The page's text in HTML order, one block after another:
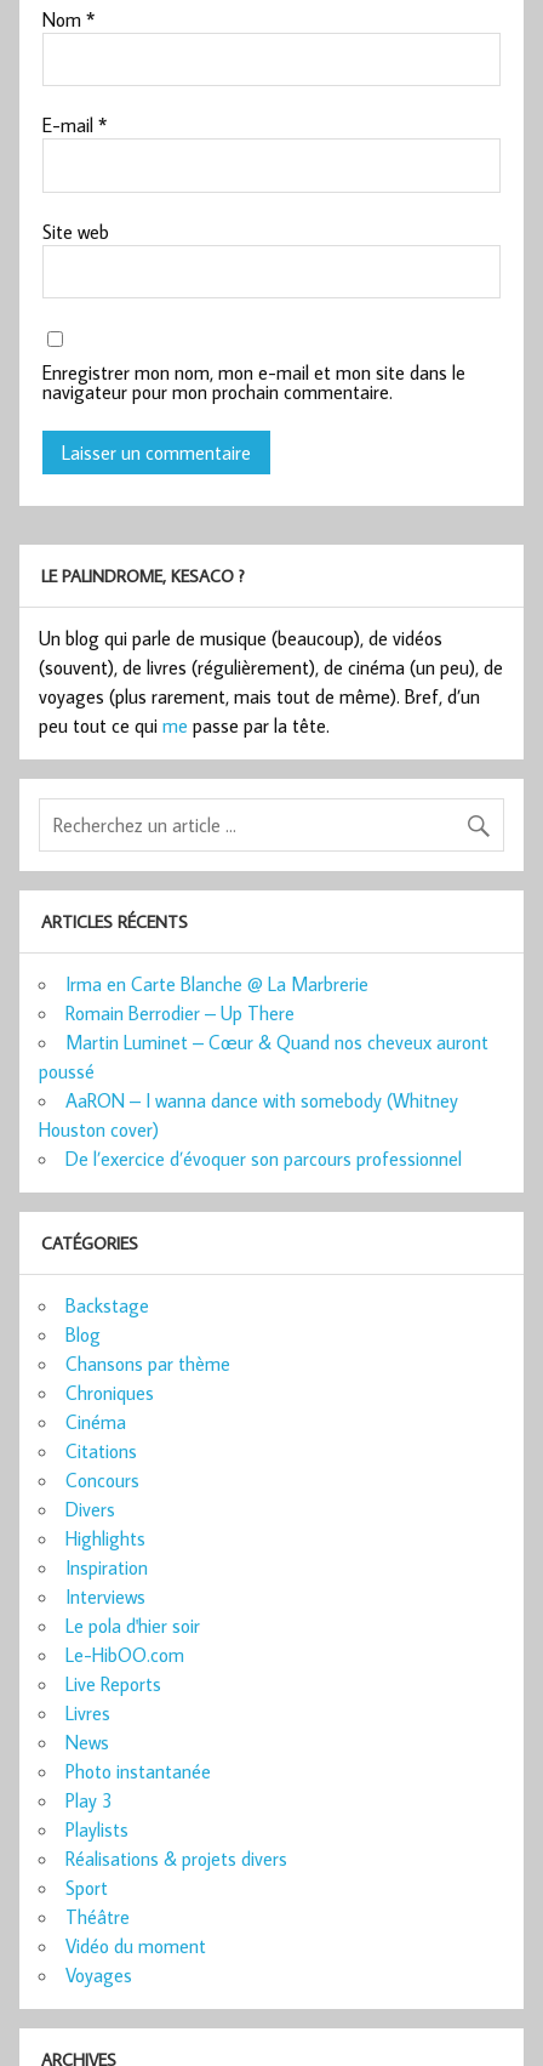
Nom*
E-mail*
Site web
Enregistrer mon nom, mon e-mail et mon site dans le
navigateur pour mon prochain commentaire.
LE PALINDROME, KESACO ?
Un blog qui parle de musique (beaucoup), de vidéos
(souvent), de livres (régulièrement), de cinéma (un peu), de
voyages (plus rarement, mais tout de même). Bref, d’un
peu tout ce qui me passe par la tête.
ARTICLES RÉCENTS
Irma en Carte Blanche @ La Marbrerie
Romain Berrodier – Up There
Martin Luminet – Cœur & Quand nos cheveux auront
poussé
AaRON – I wanna dance with somebody (Whitney
Houston cover)
De l’exercice d’évoquer son parcours professionnel
CATÉGORIES
Backstage
Blog
Chansons par thème
Chroniques
Cinéma
Citations
Concours
Divers
Highlights
Inspiration
Interviews
Le pola d'hier soir
Le-HibOO.com
Live Reports
Livres
News
Photo instantanée
Play 3
Playlists
Réalisations & projets divers
Sport
Théâtre
Vidéo du moment
Voyages
ARCHIVES